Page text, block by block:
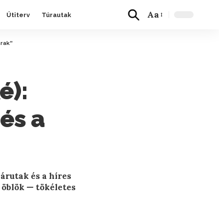
Útiterv Túrautak Aa
a
és a híres
öblök — tökéletes